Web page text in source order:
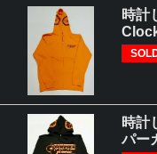
時計
時計
パー